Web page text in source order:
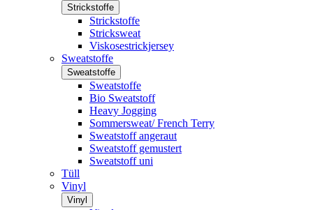
Strickstoffe
Strickstoffe
Stricksweat
Viskosestrickjersey
Sweatstoffe
Sweatstoffe
Sweatstoffe
Bio Sweatstoff
Heavy Jogging
Sommersweat/ French Terry
Sweatstoff angeraut
Sweatstoff gemustert
Sweatstoff uni
Tüll
Vinyl
Vinyl